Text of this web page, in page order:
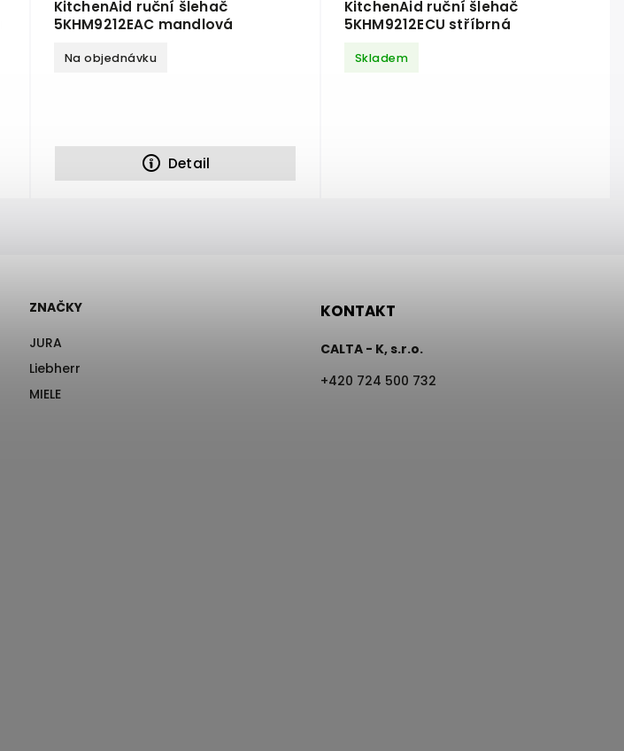
KitchenAid ruční šlehač
5KHM9212EAC mandlová
Na objednávku
Detail
KitchenAid ruční šlehač
5KHM9212ECU stříbrná
Skladem
ZNAČKY
JURA
Liebherr
MIELE
KONTAKT
CALTA - K, s.r.o.
+420 724 500 732